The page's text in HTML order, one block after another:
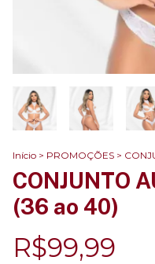
Início > PROMOÇÕES >
CONJUNTO
(36 ao 40)
R$99,99